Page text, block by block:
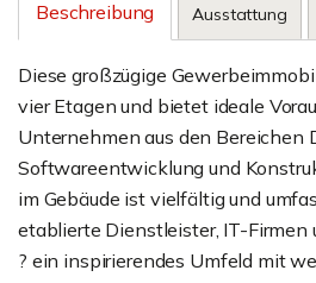
Beschreibung Ausstattung
Diese großzügige
vier Etagen und bietet ideale
Unternehmen aus den Bereichen
Softwareentwicklung und
im Gebäude ist vielfältig und
etablierte Dienstleister, IT-Firmen
? ein inspirierendes Umfeld mit